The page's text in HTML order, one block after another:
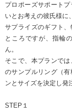
プロポーズサポート
いとお考えの彼氏様に
サプライズのギフト
ところですが、指輪
ん。
そこで、本プランで
のサンプルリング（
ンとサイズを決定し発
STEP１